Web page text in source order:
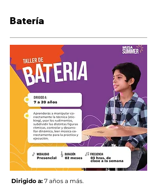
Batería
Dirigido a: 7 años a más.